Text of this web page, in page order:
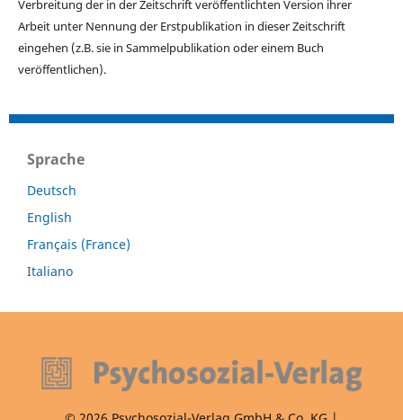
Verbreitung der in der Zeitschrift veröffentlichten Version ihrer
Arbeit unter Nennung der Erstpublikation in dieser Zeitschrift
eingehen (z.B. sie in Sammelpublikation oder einem Buch
veröffentlichen).
Sprache
Deutsch
English
Français (France)
Italiano